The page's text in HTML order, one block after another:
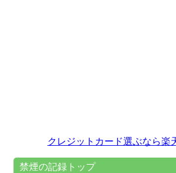
クレジットカード選ぶなら楽
禁煙の記録トップ